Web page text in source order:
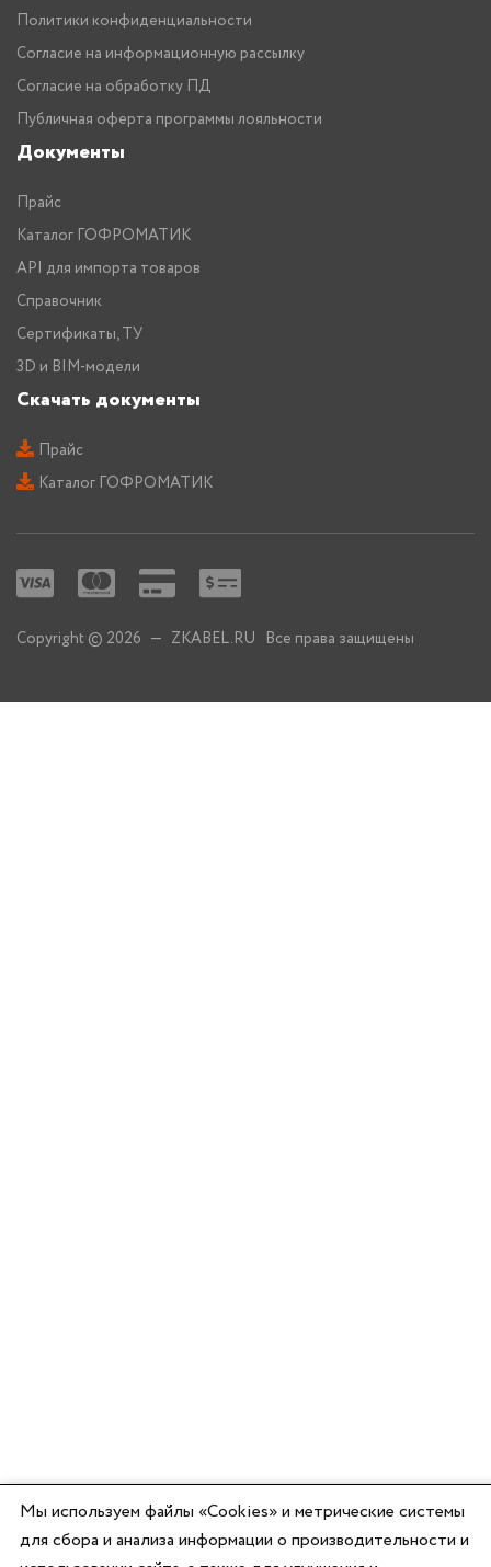
Политики конфиденциальности
Согласие на информационную рассылку
Согласие на обработку ПД
Публичная оферта программы лояльности
Документы
Прайс
Каталог ГОФРОМАТИК
API для импорта товаров
Справочник
Сертификаты, ТУ
3D и BIM-модели
Скачать документы
Прайс
Каталог ГОФРОМАТИК
Copyright © 2026 — ZKABEL.RU Все права защищены
Мы используем файлы «Cookies» и метрические системы
для сбора и анализа информации о производительности и